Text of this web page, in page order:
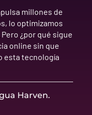
millones de
lo optimizamos
¿por qué sigue
online sin que
esta tecnología
Harven.